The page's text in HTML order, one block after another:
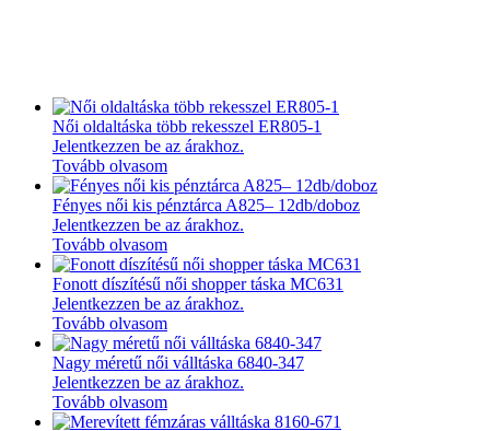
Női oldaltáska több rekesszel ER805-1
Jelentkezzen be az árakhoz.
Tovább olvasom
Fényes női kis pénztárca A825– 12db/doboz
Jelentkezzen be az árakhoz.
Tovább olvasom
Fonott díszítésű női shopper táska MC631
Jelentkezzen be az árakhoz.
Tovább olvasom
Nagy méretű női válltáska 6840-347
Jelentkezzen be az árakhoz.
Tovább olvasom